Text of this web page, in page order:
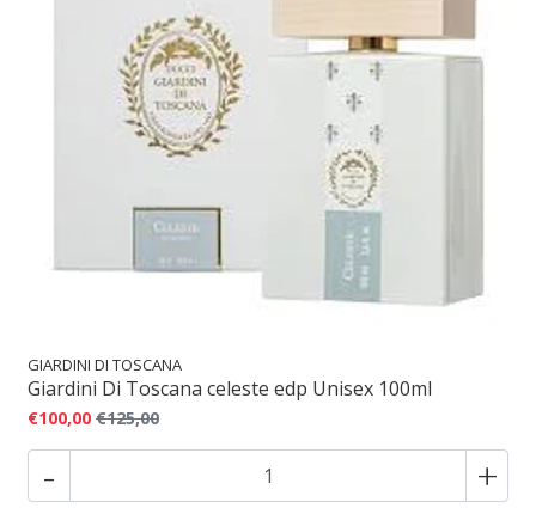
GIARDINI DI TOSCANA
Giardini Di Toscana celeste edp Unisex 100ml
€100,00 €125,00
- +